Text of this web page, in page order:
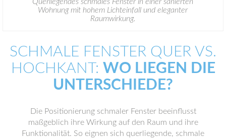
Wohnung mit hohem Lichteinfall und eleganter
Raumwirkung.
SCHMALE FENSTER QUER VS.
HOCHKANT: WO LIEGEN DIE
UNTERSCHIEDE?
Die Positionierung schmaler Fenster beeinflusst
maßgeblich ihre Wirkung auf den Raum und ihre
Funktionalität. So eignen sich querliegende, schmale